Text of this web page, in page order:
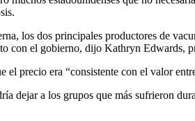
los dos principales productores de
con el gobierno, dijo Kathryn Edwards,
precio era “consistente con el valor
dejar a los grupos que más sufrieron